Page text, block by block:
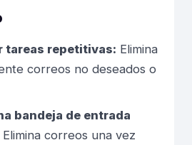
tareas repetitivas: Elimina
correos no deseados o
bandeja de entrada
Elimina correos una vez